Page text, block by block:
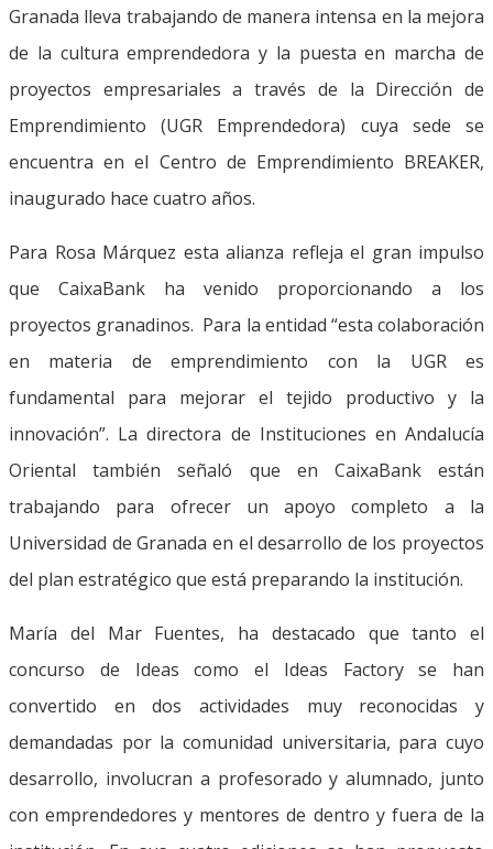
Granada lleva trabajando de manera intensa en la mejora
de la cultura emprendedora y la puesta en marcha de
proyectos empresariales a través de la Dirección de
Emprendimiento (UGR Emprendedora) cuya sede se
encuentra en el Centro de Emprendimiento BREAKER,
inaugurado hace cuatro años.
Para Rosa Márquez esta alianza refleja el gran impulso
que CaixaBank ha venido proporcionando a los
proyectos granadinos. Para la entidad “esta colaboración
en materia de emprendimiento con la UGR es
fundamental para mejorar el tejido productivo y la
innovación”. La directora de Instituciones en Andalucía
Oriental también señaló que en CaixaBank están
trabajando para ofrecer un apoyo completo a la
Universidad de Granada en el desarrollo de los proyectos
del plan estratégico que está preparando la institución.
María del Mar Fuentes, ha destacado que tanto el
concurso de Ideas como el Ideas Factory se han
convertido en dos actividades muy reconocidas y
demandadas por la comunidad universitaria, para cuyo
desarrollo, involucran a profesorado y alumnado, junto
con emprendedores y mentores de dentro y fuera de la